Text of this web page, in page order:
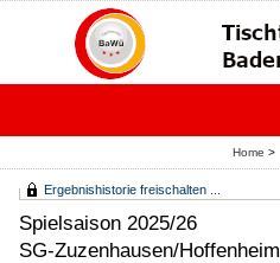
Home >
Ergebnishistorie freischalten ...
Spielsaison 2025/26
SG-Zuzenhausen/Hoffenheim